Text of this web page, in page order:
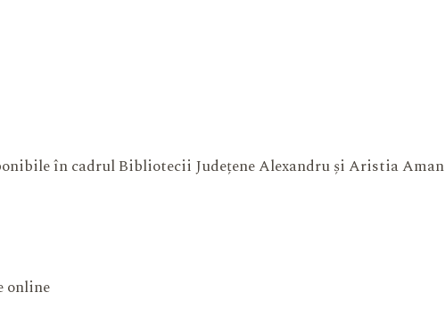
în cadrul Bibliotecii Județene Alexandru și Aristia Aman
online